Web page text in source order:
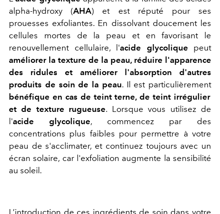
alpha-hydroxy (AHA) et est réputé pour ses
prouesses exfoliantes. En dissolvant doucement les
cellules mortes de la peau et en favorisant le
renouvellement cellulaire, l'acide glycolique peut
améliorer la texture de la peau, réduire l'apparence
des ridules et améliorer l'absorption d'autres
produits de soin de la peau. Il est particulièrement
bénéfique en cas de teint terne, de teint irrégulier
et de texture rugueuse. Lorsque vous utilisez de
l'acide glycolique, commencez par des
concentrations plus faibles pour permettre à votre
peau de s'acclimater, et continuez toujours avec un
écran solaire, car l'exfoliation augmente la sensibilité
au soleil.